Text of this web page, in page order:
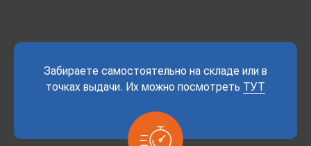
Забираете самостоятельно на складе или в
точках выдачи. Их можно посмотреть ТУТ